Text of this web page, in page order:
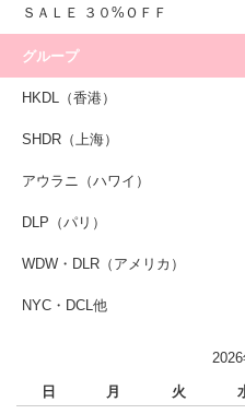
ＳＡＬＥ ３０%ＯＦＦ
グループ
HKDL（香港）
SHDR（上海）
アウラニ（ハワイ）
DLP（パリ）
WDW・DLR（アメリカ）
NYC・DCL他
2026
日 月 火